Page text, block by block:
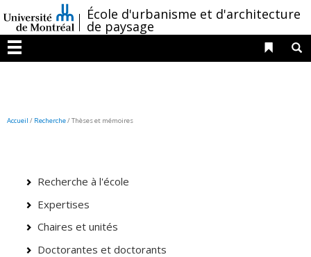
au
contenu
/École d'urbanisme et d'architecture
de paysage
Menu
Liens
Accueil / Recherche/Thèses et mémoires
Recherche à l'école
Expertises
Chaires et unités
Doctorantes et doctorants